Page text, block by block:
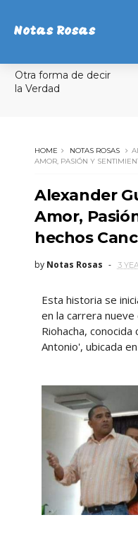
Notas Rosas
Otra forma de decir
la Verdad
HOME NOTAS ROSAS
AMOR, PASIÓN Y
Alexander
Amor,
hechos
by Notas Rosas 3
Esta historia se
en la carrera nueve
Riohacha, conocida
Antonio', ubicada